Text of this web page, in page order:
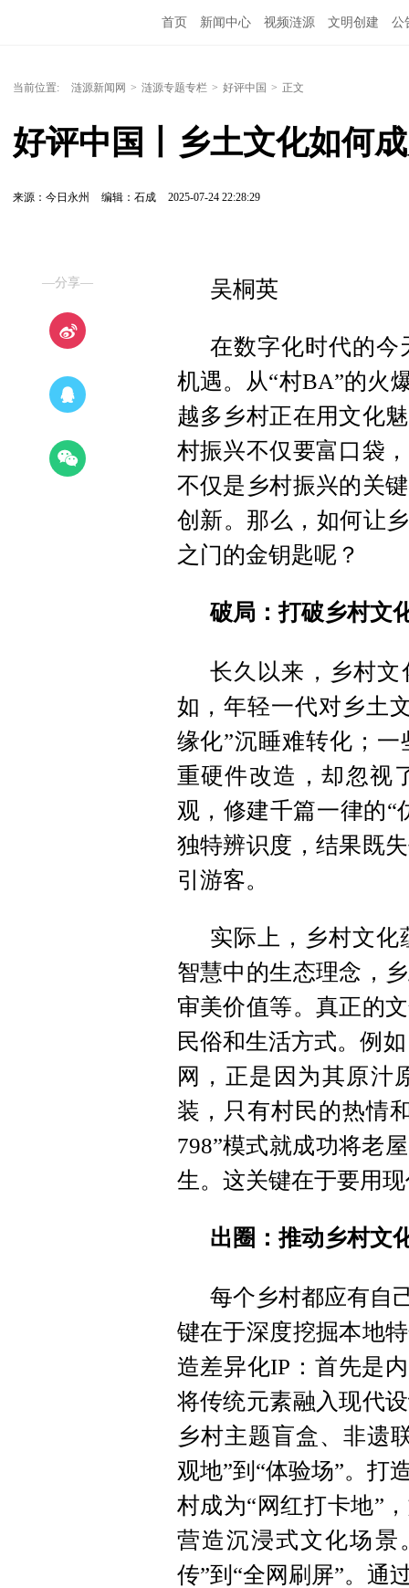
首页 新闻中心 视频涟源 文明创建 公
当前位置: 涟源新闻网 > 涟源专题专栏 > 好评中国 > 正文
好评中国丨乡土文化如何
来源：今日永州 编辑：石成 2025-07-24 22:28:29
—分享— 吴桐英
在数字化时代的今
机遇。从“村BA”的火
越多乡村正在用文化
村振兴不仅要富口袋
不仅是乡村振兴的关
创新。那么，如何让
之门的金钥匙呢？
破局：打破乡村文
长久以来，乡村文
如，年轻一代对乡土
缘化”沉睡难转化；
重硬件改造，却忽视
观，修建千篇一律的“
独特辨识度，结果既
引游客。
实际上，乡村文
智慧中的生态理念，
审美价值等。真正的
民俗和生活方式。例
网，正是因为其原
装，只有村民的热情
798”模式就成功将老
生。这关键在于要用
出圈：推动乡村文
每个乡村都应有自
键在于深度挖掘本地
造差异化IP：首先是
将传统元素融入现代
乡村主题盲盒、非遗
观地”到“体验场”。打
村成为“网红打卡地”
营造沉浸式文化场
传”到“全网刷屏”。通